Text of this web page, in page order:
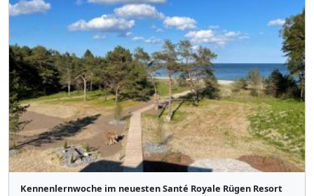
Kennenlernwoche im neuesten Santé Royale Rügen Resort